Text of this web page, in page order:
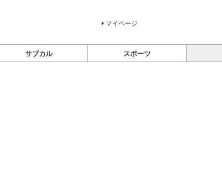
マイページ
サブカル スポーツ